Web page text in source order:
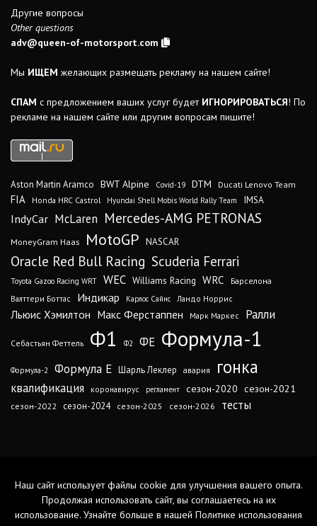
Другие вопросы
Other questions
adv@queen-of-motorsport.com
Мы ИЩЕМ желающих размещать рекламу на нашем сайте!
СПАМ с предложением ваших услуг будет ИГНОРИРОВАТЬСЯ! По
рекламе на нашем сайте или другим вопросам пишите!
Aston Martin Aramco BWT Alpine Covid-19 DTM Ducati Lenovo Team
FIA Honda HRC Castrol Hyundai Shell Mobis World Rally Team IMSA
IndyCar McLaren Mercedes-AMG PETRONAS
MoneyGram Haas MotoGP NASCAR
Oracle Red Bull Racing Scuderia Ferrari
Toyota Gazoo Racing WRT WEC Williams Racing WRC
Барселона
Валттери Боттас
Индикар Карлос Сайнс Ландо Норрис
Льюис Хэмилтон Макс Ферстаппен Марк Маркес Ралли
Себастьян Феттель Ф1 Ф2 ФЕ Формула-1
Формула-2 Формула Е Шарль Леклер авария гонка
квалификация коронавирус регламент сезон-2020 сезон-2021
сезон-2022 сезон-2024 сезон-2025 сезон-2026 тесты
Наш сайт использует файлы cookie для улучшения вашего опыта.
Продолжая использовать сайт, вы соглашаетесь на их
использование. Узнайте больше в нашей Политике использования